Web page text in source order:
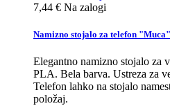
7,44 € Na zalogi
Namizno stojalo za telefon
Elegantno namizno stojalo za
PLA. Bela barva. Ustreza za
Telefon lahko na stojalo
položaj.